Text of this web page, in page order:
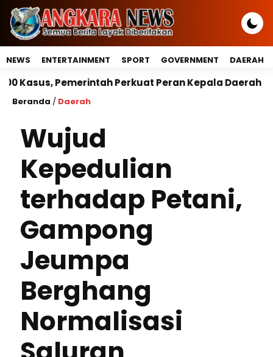
NEWS ENTERTAINMENT SPORT GOVERNMENT DAERAH
Perkuat Peran Kepala Daerah Untuk
Beranda / Daerah
Wujud
Kepedulian
terhadap Petani,
Gampong
Jeumpa
Berghang
Normalisasi